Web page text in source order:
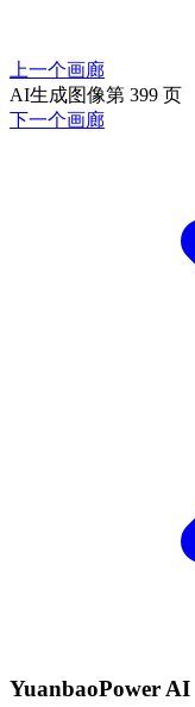
上一个画廊
AI生成图像第 399 页
下一个画廊
YuanbaoPower AI